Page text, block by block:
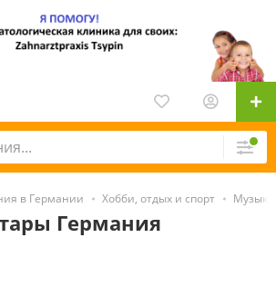
в Германии Хобби, отдых и спорт
Германия